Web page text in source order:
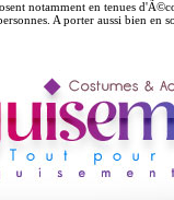
notamment en tenues
A porter aussi bien en